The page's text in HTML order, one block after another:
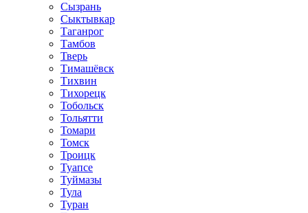
Сызрань
Сыктывкар
Таганрог
Тамбов
Тверь
Тимашёвск
Тихвин
Тихорецк
Тобольск
Тольятти
Томари
Томск
Троицк
Туапсе
Туймазы
Тула
Туран